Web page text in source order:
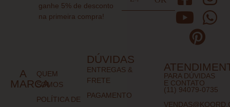
ganhe 5% de desconto
na primeira compra!
A
MARCA
QUEM
SOMOS
POLÍTICA DE
DÚVIDAS
ENTREGAS &
FRETE
PAGAMENTO
PARA DÚVIDAS
E CONTATO
(11) 94079-0735